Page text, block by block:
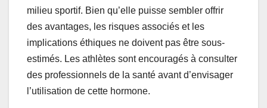
milieu sportif. Bien qu’elle puisse sembler offrir
des avantages, les risques associés et les
implications éthiques ne doivent pas être sous-
estimés. Les athlètes sont encouragés à consulter
des professionnels de la santé avant d’envisager
l’utilisation de cette hormone.